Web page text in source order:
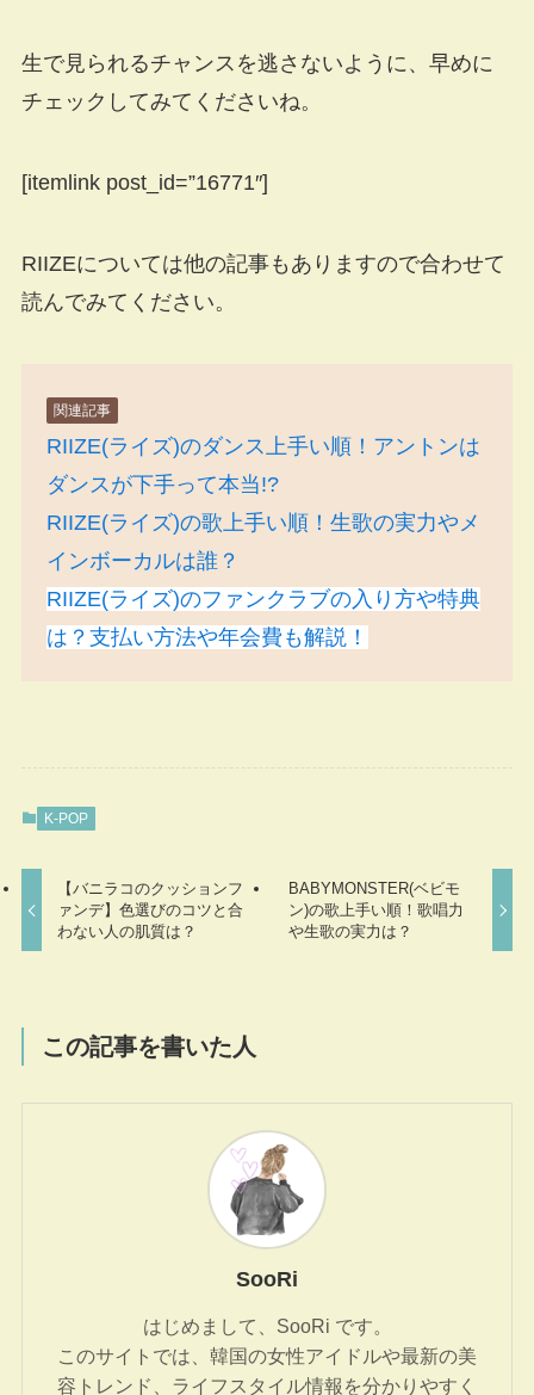
生で見られるチャンスを逃さないように、早めに
チェックしてみてくださいね。
[itemlink post_id=”16771″]
RIIZEについては他の記事もありますので合わせて
読んでみてください。
関連記事
RIIZE(ライズ)のダンス上手い順！アントンは
ダンスが下手って本当!?
RIIZE(ライズ)の歌上手い順！生歌の実力やメ
インボーカルは誰？
RIIZE(ライズ)のファンクラブの入り方や特典
は？支払い方法や年会費も解説！
K-POP
【バニラコのクッションフ
ァンデ】色選びのコツと合
わない人の肌質は？
BABYMONSTER(ベビモ
ン)の歌上手い順！歌唱力
や生歌の実力は？
この記事を書いた人
SooRi
はじめまして、SooRi です。
このサイトでは、韓国の女性アイドルや最新の美
容トレンド、ライフスタイル情報を分かりやすく